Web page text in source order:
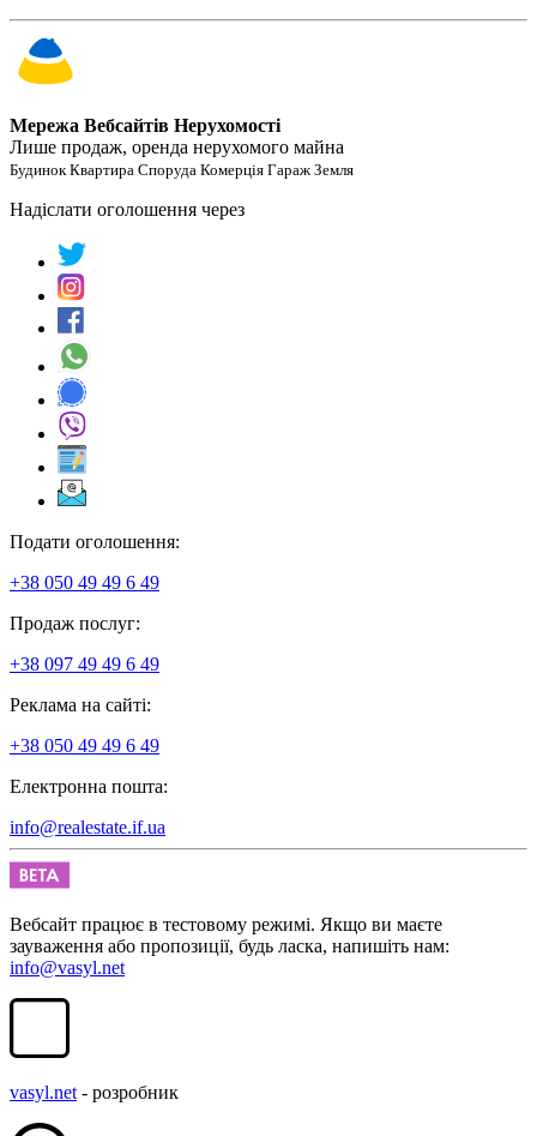
Мережа Вебсайтів Нерухомості
Лише продаж, оренда нерухомого майна
Будинок Квартира Споруда Комерція Гараж Земля
Надіслати оголошення через
Подати оголошення:
+38 050 49 49 6 49
Продаж послуг:
+38 097 49 49 6 49
Реклама на сайті:
+38 050 49 49 6 49
Електронна пошта:
info@realestate.if.ua
Вебсайт працює в тестовому режимі. Якщо ви маєте
зауваження або пропозиції, будь ласка, напишіть нам:
info@vasyl.net
vasyl.net - розробник